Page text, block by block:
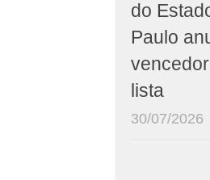
do
Paulo
lista
30/07/2026